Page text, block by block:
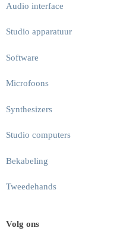
Audio interface
Studio apparatuur
Software
Microfoons
Synthesizers
Studio computers
Bekabeling
Tweedehands
Volg ons